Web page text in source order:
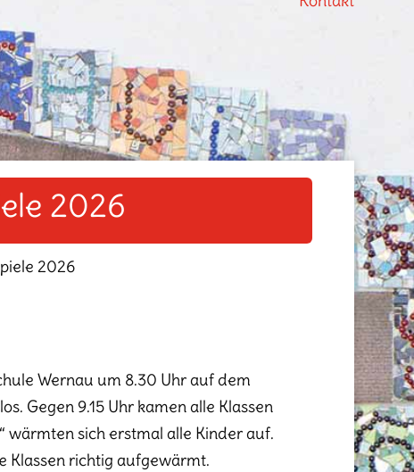
2026
2026
Wernau um 8.30 Uhr auf dem
Gegen 9.15 Uhr kamen alle Klassen
wärmten sich erstmal alle Kinder auf.
Klassen richtig aufgewärmt.